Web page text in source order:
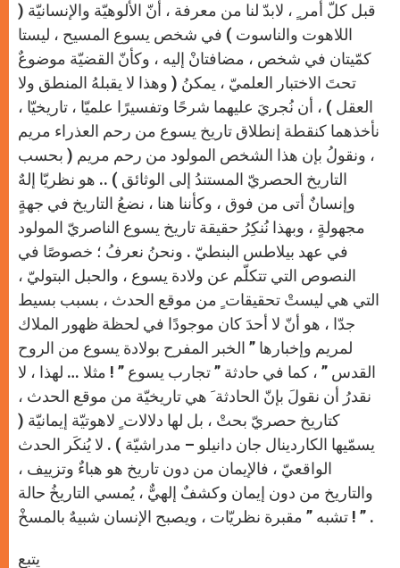
قبل كلّ أمر ٍ ، لابدّ لنا من معرفة ، أنّ الألوهيّة والإنسانيّة (
اللاهوت والناسوت ) في شخص يسوع المسيح ، ليستا
كمّيتان في شخص ، مضافتانْ إليه ، وكأنّ القضيّة موضوعٌ
تحتَ الاختبار العلميّ ، يمكنُ ( وهذا لا يقبلهُ المنطق ولا
العقل ) ، أن نُجريَ عليهما شرحًا وتفسيرًا علميّا ، تاريخيّا ،
نأخذهما كنقطة إنطلاق تاريخ يسوع من رحم العذراء مريم
، ونقولُ بإن هذا الشخص المولود من رحم مريم ( بحسب
التاريخ الحصريّ المستندُ إلى الوثائق ) .. هو نظريّا إلهٌ
وإنسانٌ أتى من فوق ، وكأننا هنا ، نضعُ التاريخ في جهةٍ
مجهولةٍ ، وبهذا نُنكِرُ حقيقة تاريخ يسوع الناصريّ المولود
في عهد بيلاطس البنطيّ . ونحنُ نعرفُ ؛ خصوصًا في
النصوص التي تتكلّم عن ولادة يسوع ، والحبل البتوليّ ،
التي هي ليستْ تحقيقات ٍ من موقع الحدث ، بسبب بسيط
جدّا ، هو أنّ لا أحدَ كان موجودًا في لحظة ظهور الملاك
لمريم وإخبارها ” الخبر المفرح بولادة يسوع من الروح
القدس ” ، كما في حادثة ” تجارب يسوع ” ! مثلا … لهذا ، لا
نقدرُ أن نقولَ بإنّ الحادثة َ هي تاريخيّة من موقع الحدث ،
كتاريخ حصريّ بحتْ ، بل لها دلالات ٍ لاهوتيّة إيمانيّة (
يسمّيها الكاردينال جان دانيلو – مدراشيّة ) . لا يُنكَر الحدث
الواقعيّ ، فالإيمان من دون تاريخ هو هباءٌ وتزييف ،
والتاريخ من دون إيمان وكشفٌ إلهيٌّ ، يُمسي التاريخُ حالة
تشبه ” مقبرة نظريّات ، ويصبح الإنسان شبيهٌ بالمسخْ ! ” .
يتبع